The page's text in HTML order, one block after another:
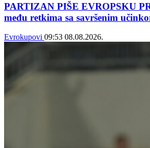
PARTIZAN PIŠE EVROPSKU
među retkima sa savršenim
Evrokupovi 09:53 08.08.2026.